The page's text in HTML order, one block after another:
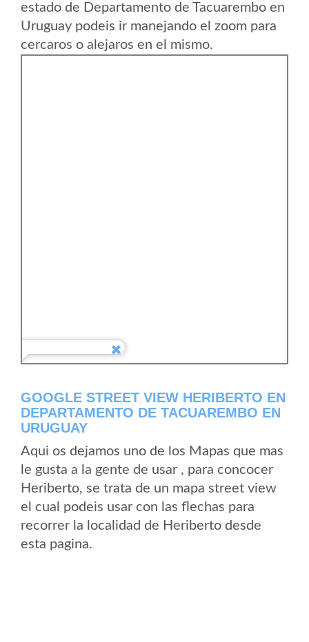
estado de Departamento de Tacuarembo en
Uruguay podeis ir manejando el zoom para
cercaros o alejaros en el mismo.
GOOGLE STREET VIEW HERIBERTO EN
DEPARTAMENTO DE TACUAREMBO EN
URUGUAY
Aqui os dejamos uno de los Mapas que mas
le gusta a la gente de usar , para concocer
Heriberto, se trata de un mapa street view
el cual podeis usar con las flechas para
recorrer la localidad de Heriberto desde
esta pagina.